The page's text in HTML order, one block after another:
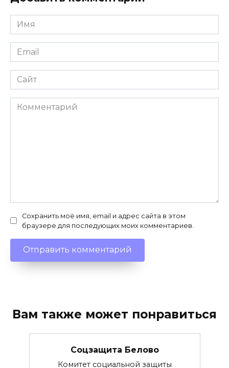
Имя
*
Email
*
Сайт
Комментарий
Сохранить моё имя, email и адрес сайта в этом
браузере для последующих моих комментариев.
Вам также может понравиться
Соцзащита Белово
Комитет социальной защиты